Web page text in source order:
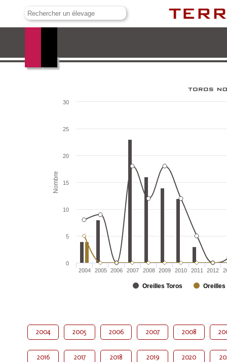
Nombre
Oreilles Toros Oreilles
2004 2005 2006 2007 2008 2009 2010 2011 2012
0
5
10
15
20
25
30
2004 2005 2006 2007 2008
2016 2017 2018 2019 2020